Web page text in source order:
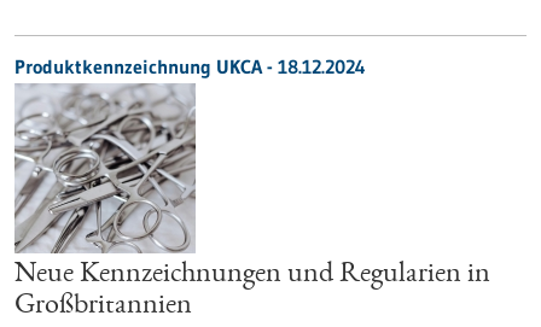
Produktkennzeichnung UKCA - 18.12.2024
Neue Kennzeichnungen und Regularien in
Großbritannien